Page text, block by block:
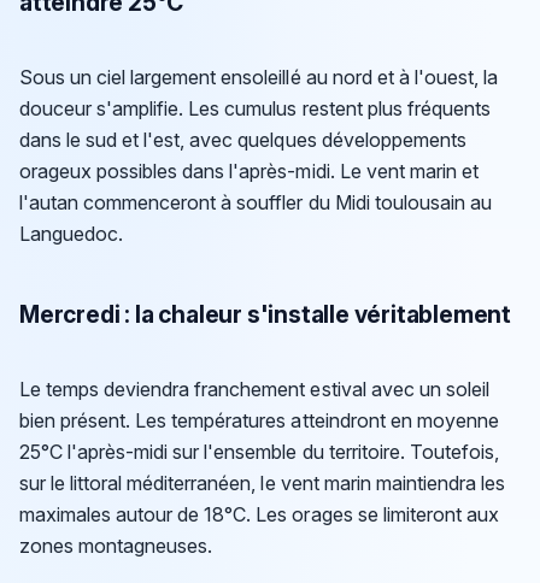
Sous un ciel largement ensoleillé au nord et à l'ouest, la
douceur s'amplifie. Les cumulus restent plus fréquents
dans le sud et l'est, avec quelques développements
orageux possibles dans l'après-midi. Le vent marin et
l'autan commenceront à souffler du Midi toulousain au
Languedoc.
Mercredi : la chaleur s'installe véritablement
Le temps deviendra franchement estival avec un soleil
bien présent. Les températures atteindront en moyenne
25°C l'après-midi sur l'ensemble du territoire. Toutefois,
sur le littoral méditerranéen, le vent marin maintiendra les
maximales autour de 18°C. Les orages se limiteront aux
zones montagneuses.